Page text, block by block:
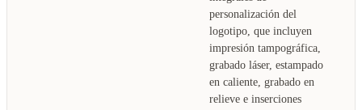
personalización del
logotipo, que incluyen
impresión tampográfica,
grabado láser, estampado
en caliente, grabado en
relieve e inserciones